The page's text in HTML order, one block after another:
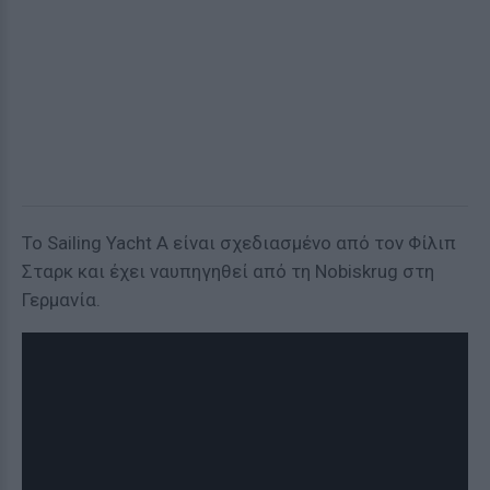
To Sailing Yacht A είναι σχεδιασμένο από τον Φίλιπ
Σταρκ και έχει ναυπηγηθεί από τη Nobiskrug στη
Γερμανία.